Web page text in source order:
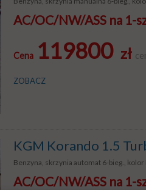
AC/OC/NW/ASS na 1-
Cena 119800 zł
ZOBACZ
KGM Korando 1.5
Benzyna, skrzynia automat 6-bieg.,
AC/OC/NW/ASS na 1-